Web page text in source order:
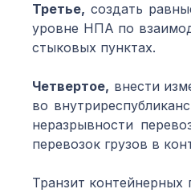
Третье, создать
уровне НПА по
стыковых пунктах.
Четвертое, внести
во
неразрывности
перевозок грузов в
Транзит контейнерных